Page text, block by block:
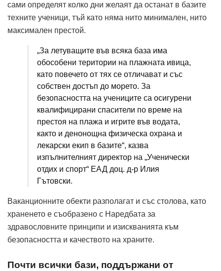
сами определят колко дни желаят да останат в базите
техните ученици, тъй като няма нито минимален, нито
максимален престой.
„За летуващите във всяка база има
обособени територии на плажната ивица,
като повечето от тях се отличават и със
собствен достъп до морето. За
безопасността на учениците са осигурени
квалифицирани спасители по време на
престоя на плажа и игрите във водата,
както и денонощна физическа охрана и
лекарски екип в базите“, казва
изпълнителният директор на „Ученически
отдих и спорт“ ЕАД доц. д-р Илия
Гътовски.
Ваканционните обекти разполагат и със столова, като
храненето е съобразено с Наредбата за
здравословните принципи и изискванията към
безопасността и качеството на храните.
Почти всички бази, поддържани от